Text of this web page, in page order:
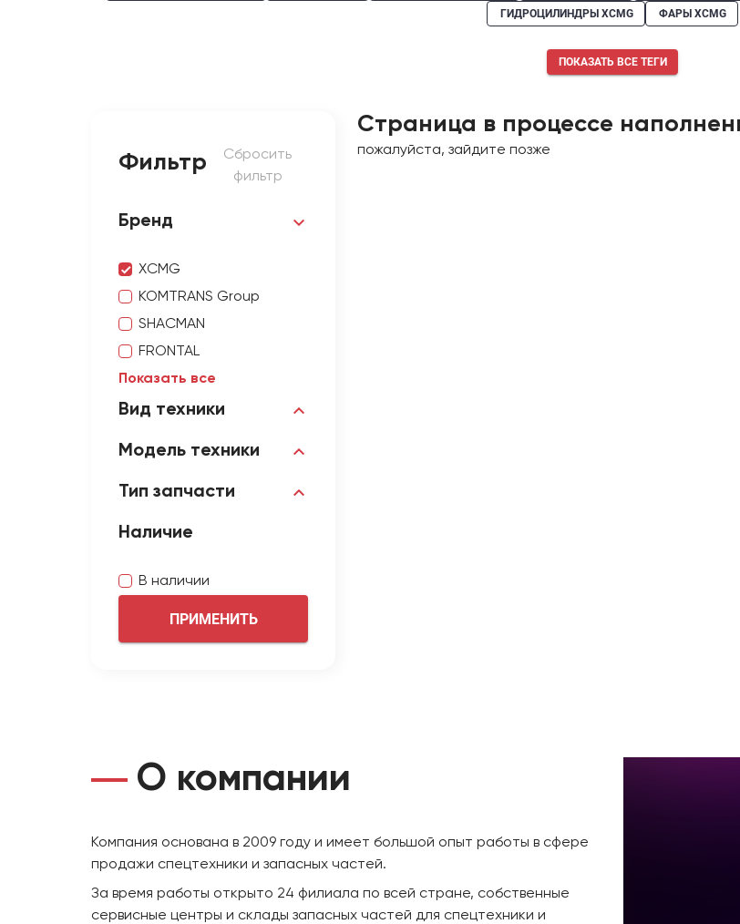
ГИДРОЦИЛИНДРЫ XCMG
ФАРЫ XCMG
ПОКАЗАТЬ ВСЕ ТЕГИ
Фильтр
Сбросить
фильтр
Бренд
XCMG
KOMTRANS Group
SHACMAN
FRONTAL
Показать все
Вид техники
Модель техники
Тип запчасти
Наличие
В наличии
ПРИМЕНИТЬ
Страница в процессе
пожалуйста, зайдите позже
О компании
Компания основана в 2009 году и имеет большой опыт работы в сфере
продажи спецтехники и запасных частей.
За время работы открыто 24 филиала по всей стране, собственные
сервисные центры и склады запасных частей для спецтехники и